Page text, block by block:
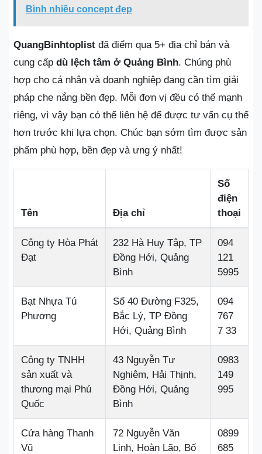
Bình nhiều concept đẹp
QuangBinhtoplist đã điểm qua 5+ địa chỉ bán và
cung cấp dù lệch tâm ở Quảng Bình. Chúng phù
hợp cho cá nhân và doanh nghiệp đang cần tìm giải
pháp che nắng bền đẹp. Mỗi đơn vị đều có thế mạnh
riêng, vì vậy bạn có thể liên hệ để được tư vấn cụ thể
hơn trước khi lựa chọn. Chúc bạn sớm tìm được sản
phẩm phù hợp, bền đẹp và ưng ý nhất!
Tên Địa chỉ
Số
điện
thoại
Công ty Hòa Phát
Đạt
232 Hà Huy Tập, TP
Đồng Hới, Quảng
Bình
094
121
5995
Bạt Nhựa Tú
Phương
Số 40 Đường F325,
Bắc Lý, TP Đồng
Hới, Quảng Bình
094
767
7 33
Công ty TNHH
sản xuất và
thương mại Phú
Quốc
43 Nguyễn Tư
Nghiêm, Hải Thịnh,
Đồng Hới, Quảng
Bình
0983
149
995
Cửa hàng Thanh
Vũ
72 Nguyễn Văn
Linh, Hoàn Lão, Bố
0899
685